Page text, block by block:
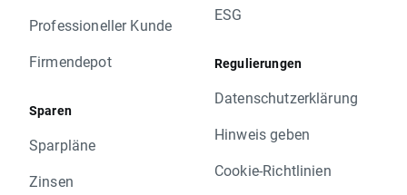
Professioneller Kunde
Firmendepot
Sparen
Sparpläne
Zinsen
ESG
Regulierungen
Datenschutzerklärung
Hinweis geben
Cookie-Richtlinien